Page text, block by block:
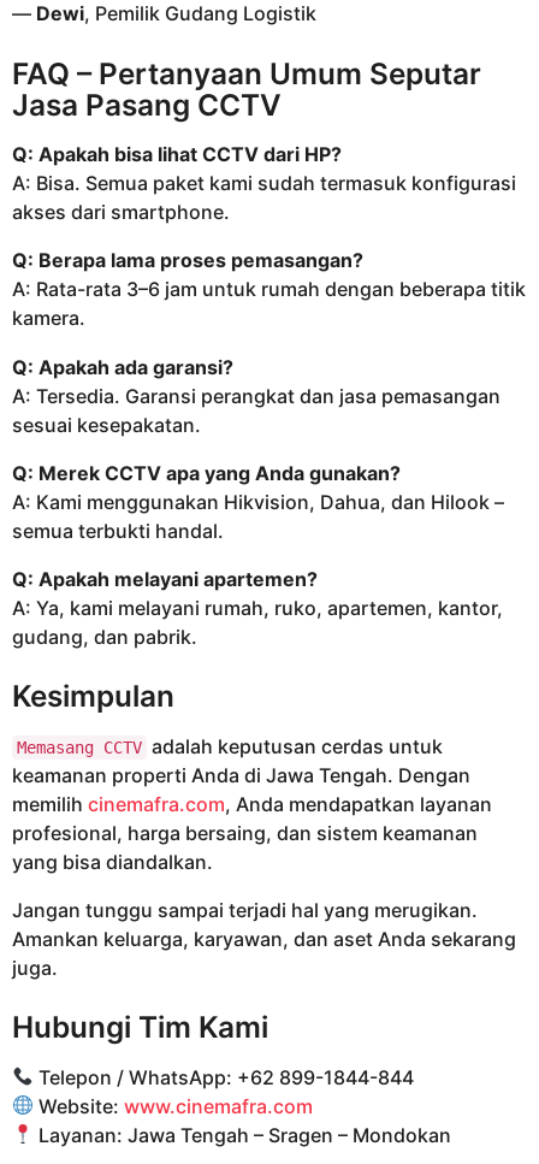
— Dewi, Pemilik Gudang Logistik
FAQ – Pertanyaan Umum Seputar
Jasa Pasang CCTV
Q: Apakah bisa lihat CCTV dari HP?
A: Bisa. Semua paket kami sudah termasuk konfigurasi
akses dari smartphone.
Q: Berapa lama proses pemasangan?
A: Rata-rata 3–6 jam untuk rumah dengan beberapa titik
kamera.
Q: Apakah ada garansi?
A: Tersedia. Garansi perangkat dan jasa pemasangan
sesuai kesepakatan.
Q: Merek CCTV apa yang Anda gunakan?
A: Kami menggunakan Hikvision, Dahua, dan Hilook –
semua terbukti handal.
Q: Apakah melayani apartemen?
A: Ya, kami melayani rumah, ruko, apartemen, kantor,
gudang, dan pabrik.
Kesimpulan
Memasang CCTV adalah keputusan cerdas untuk
keamanan properti Anda di Jawa Tengah. Dengan
memilih cinemafra.com, Anda mendapatkan layanan
profesional, harga bersaing, dan sistem keamanan
yang bisa diandalkan.
Jangan tunggu sampai terjadi hal yang merugikan.
Amankan keluarga, karyawan, dan aset Anda sekarang
juga.
Hubungi Tim Kami
Telepon / WhatsApp: +62 899-1844-844
Website:www.cinemafra.com
Layanan: Jawa Tengah – Sragen – Mondokan